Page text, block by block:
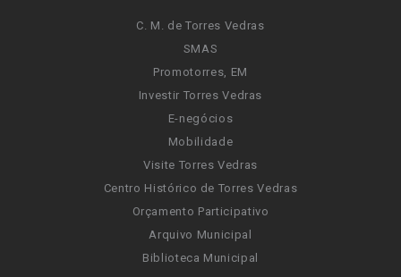
C. M. de Torres Vedras
SMAS
Promotorres, EM
Investir Torres Vedras
E-negócios
Mobilidade
Visite Torres Vedras
Centro Histórico de Torres Vedras
Orçamento Participativo
Arquivo Municipal
Biblioteca Municipal